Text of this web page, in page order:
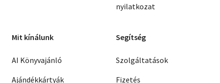
nyilatkozat
Mit kínálunk
AI Könyvajánló
Ajándékkártyák
Segítség
Szolgáltatások
Fizetés